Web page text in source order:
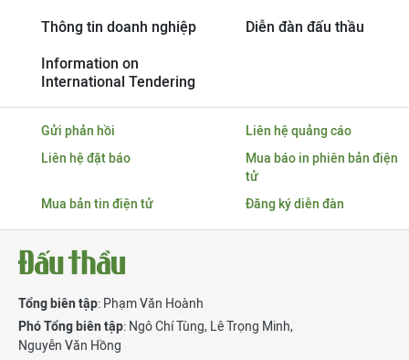
Thông tin doanh nghiệp Diễn đàn đấu thầu
Information on
International Tendering
Gửi phản hồi
Liên hệ quảng cáo
Liên hệ đặt báo
Mua báo in phiên bản điện
tử
Mua bản tin điện tử
Đăng ký diễn đàn
Tổng biên tập: Phạm Văn Hoành
Phó Tổng biên tập: Ngô Chí Tùng, Lê Trọng Minh,
Nguyễn Văn Hồng